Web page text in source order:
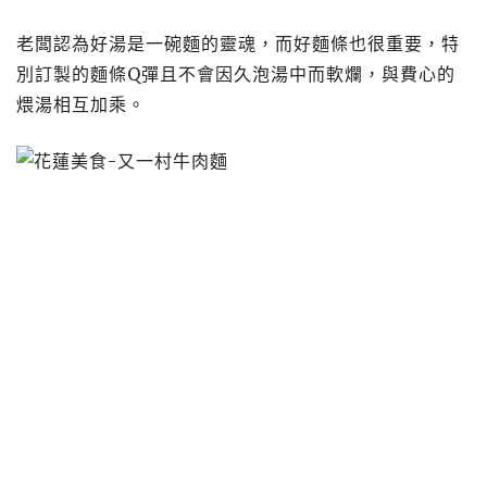
老闆認為好湯是一碗麵的靈魂，而好麵條也很重要，特
別訂製的麵條Q彈且不會因久泡湯中而軟爛，與費心的
煨湯相互加乘。